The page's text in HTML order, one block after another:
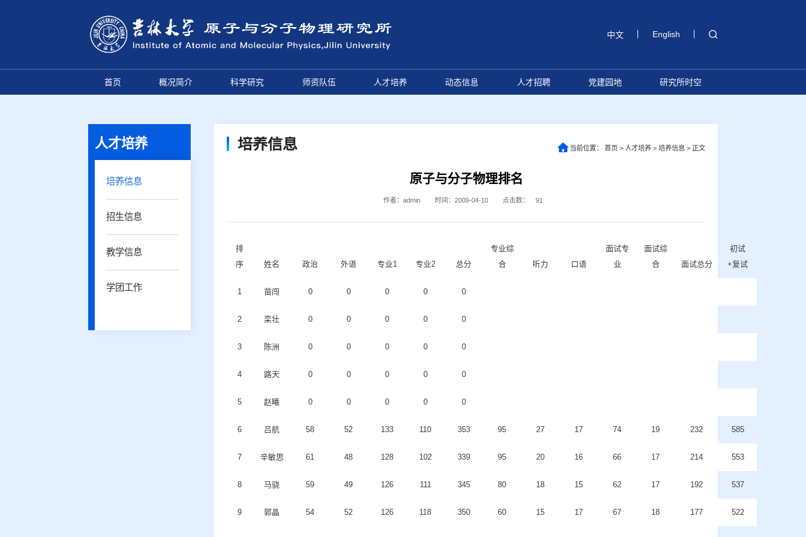
中文 English
首页 概况简介 科学研究 师资队伍 人才培养 动态信息 人才招聘 党建园地 研究所时空
人才培养
培养信息
招生信息
教学信息
学团工作
培养信息 当前位置： 首页 > 人才培养 > 培养信息 > 正文
原子与分子物理排名
作者：admin 时间：2009-04-10 点击数： 91
排
序
姓名 政治 外语 专业1 专业2 总分
专业综
合
听力 口语
面试专
业
面试综
合
面试总分
初试
+复试
1 苗闯 0 0 0 0 0
2 栾壮 0 0 0 0 0
3 陈洲 0 0 0 0 0
4 路天 0 0 0 0 0
5 赵曦 0 0 0 0 0
6 吕航 58 52 133 110 353 95 27 17 74 19 232 585
7 辛敏思 61 48 128 102 339 95 20 16 66 17 214 553
8 马骁 59 49 126 111 345 80 18 15 62 17 192 537
9 郭晶 54 52 126 118 350 60 15 17 67 18 177 522